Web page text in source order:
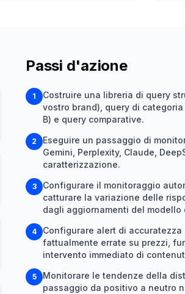
Passi d'azione
1
Costruire una libreria di query
vostro brand), query di
B) e query comparative.
2
Eseguire un passaggio di
Gemini, Perplexity, Claude,
caratterizzazione.
3
Configurare il monitoraggio
catturare la variazione delle
dagli aggiornamenti del modello
4
Configurare alert di
fattualmente errate su prezzi,
intervento immediato di
5
Monitorare le tendenze della
passaggio da positivo a neutro